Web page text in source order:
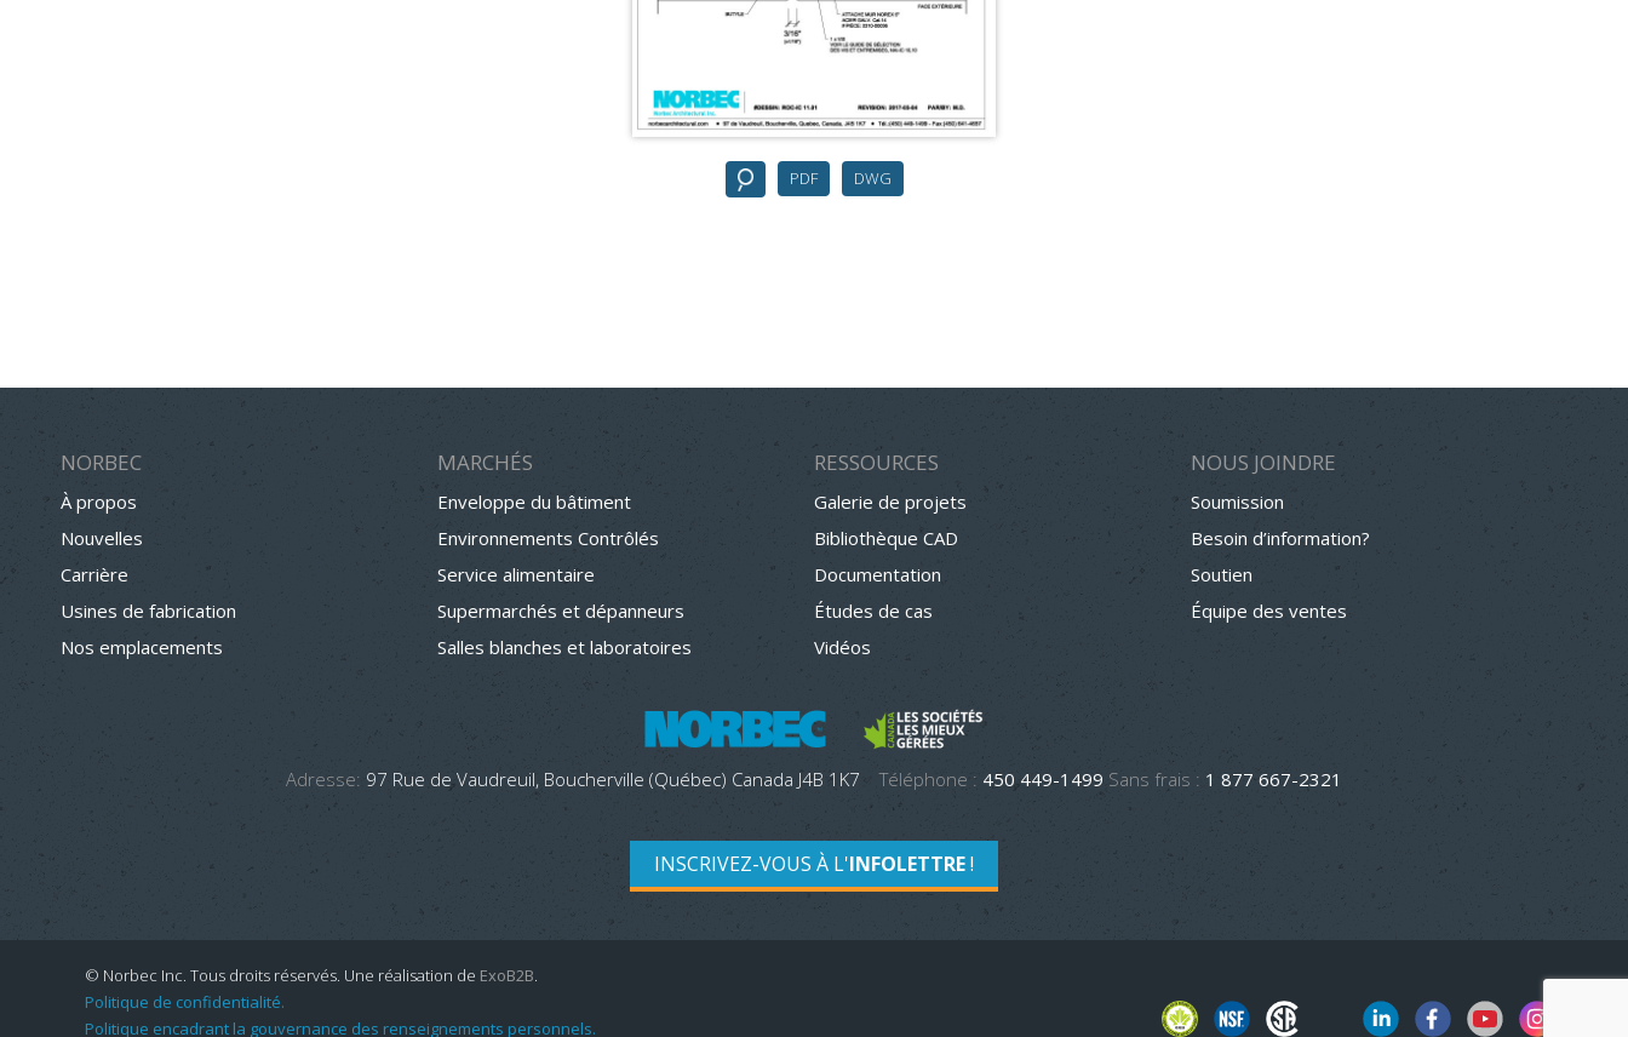
PDF DWG
NORBEC
À propos
Nouvelles
Carrière
Usines de fabrication
Nos emplacements
MARCHÉS
Enveloppe du bâtiment
Environnements Contrôlés
Service alimentaire
Supermarchés et dépanneurs
Salles blanches et laboratoires
RESSOURCES
Galerie de projets
Bibliothèque CAD
Documentation
Études de cas
Vidéos
NOUS JOINDRE
Soumission
Besoin d’information?
Soutien
Équipe des ventes
Adresse: 97 Rue de Vaudreuil, Boucherville (Québec) Canada J4B 1K7 Téléphone : 450 449-1499 Sans frais : 1 877 667-2321
INSCRIVEZ-VOUS À L'INFOLETTRE!
© Norbec Inc. Tous droits réservés. Une réalisation de ExoB2B.
Politique de confidentialité.
Politique encadrant la gouvernance des renseignements personnels.